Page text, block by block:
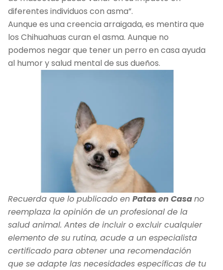
diferentes individuos con asma”.
Aunque es una creencia arraigada, es mentira que
los Chihuahuas curan el asma. Aunque no
podemos negar que tener un perro en casa ayuda
al humor y salud mental de sus dueños.
Recuerda que lo publicado en Patas en Casano
reemplaza la opinión de un profesional de la
salud animal. Antes de incluir o excluir cualquier
elemento de su rutina, acude a un especialista
certificado para obtener una recomendación
que se adapte las necesidades específicas de tu